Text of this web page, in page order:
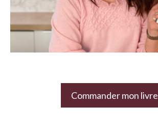
Commander mon livre